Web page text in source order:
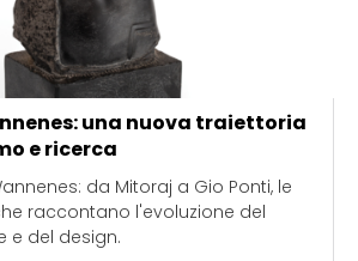
una nuova traiettoria
e ricerca
da Mitoraj a Gio Ponti, le
raccontano l'evoluzione del
e del design.